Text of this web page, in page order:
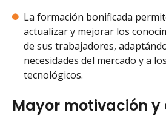
La formación bonificada
actualizar y mejorar los
de sus trabajadores,
necesidades del mercado y a
tecnológicos.
Mayor motivación